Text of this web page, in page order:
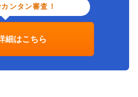
ンタン審査！
細はこちら